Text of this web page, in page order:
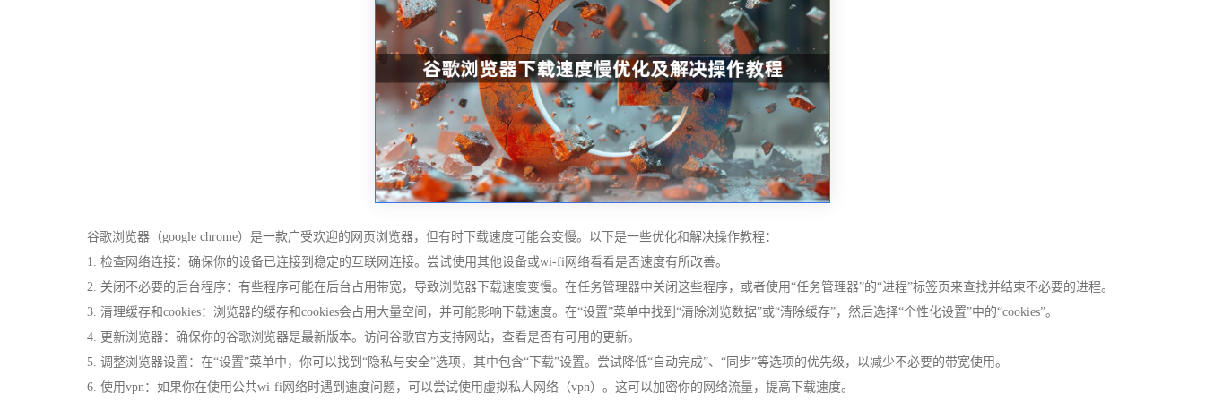
谷歌浏览器（google chrome）是一款广受欢迎的网页浏览器，但有时下载速度可能会变慢。以下是一些优化和解决操作教程：
1. 检查网络连接：确保你的设备已连接到稳定的互联网连接。尝试使用其他设备或wi-fi网络看看是否速度有所改善。
2. 关闭不必要的后台程序：有些程序可能在后台占用带宽，导致浏览器下载速度变慢。在任务管理器中关闭这些程序，或者使用“任务管理器”的“进程”标签页来查找并结束不必要的进程。
3. 清理缓存和cookies：浏览器的缓存和cookies会占用大量空间，并可能影响下载速度。在“设置”菜单中找到“清除浏览数据”或“清除缓存”，然后选择“个性化设置”中的“cookies”。
4. 更新浏览器：确保你的谷歌浏览器是最新版本。访问谷歌官方支持网站，查看是否有可用的更新。
5. 调整浏览器设置：在“设置”菜单中，你可以找到“隐私与安全”选项，其中包含“下载”设置。尝试降低“自动完成”、“同步”等选项的优先级，以减少不必要的带宽使用。
6. 使用vpn：如果你在使用公共wi-fi网络时遇到速度问题，可以尝试使用虚拟私人网络（vpn）。这可以加密你的网络流量，提高下载速度。